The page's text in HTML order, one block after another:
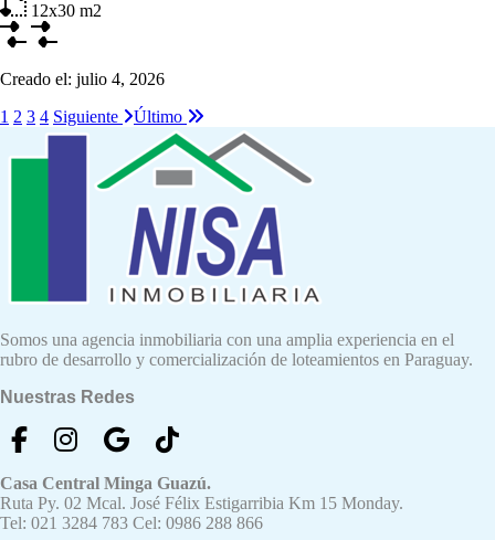
12x30 m2
Creado el: julio 4, 2026
1 2 3 4 Siguiente Último
Somos una agencia inmobiliaria con una amplia experiencia en el
rubro de desarrollo y comercialización de loteamientos en Paraguay.
Nuestras Redes
Casa Central Minga Guazú.
Ruta Py. 02 Mcal. José Félix Estigarribia Km 15 Monday.
Tel: 021 3284 783 Cel: 0986 288 866